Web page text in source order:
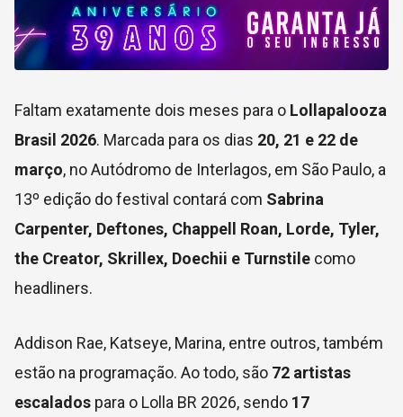
Faltam exatamente dois meses para o Lollapalooza
Brasil 2026. Marcada para os dias 20, 21 e 22 de
março, no Autódromo de Interlagos, em São Paulo, a
13º edição do festival contará com Sabrina
Carpenter, Deftones, Chappell Roan, Lorde, Tyler,
the Creator, Skrillex, Doechii e Turnstile como
headliners.
Addison Rae, Katseye, Marina, entre outros, também
estão na programação. Ao todo, são 72 artistas
escalados para o Lolla BR 2026, sendo 17